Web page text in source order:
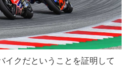
イクだということを証明して